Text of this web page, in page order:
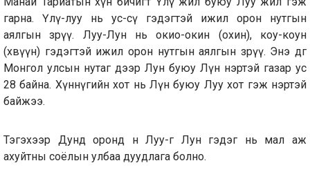
гарна. Үлү-луу нь ус-сү гэдэгтэй ижил орон нутгын
аялгын зөрүү. Луу-Лун нь окио-окин (охин), коу-коун
(хөвүүн) гэдэгтэй ижил орон нутгын аялгын зөрүү. Энэ өдгөө
Монгол улсын нутаг дээр Лун буюу Лүн нэртэй газар ус
28 байна. Хүннүгийн хот нь Лүн буюу Луу хот гэж нэртэй
байжээ.
Тэгэхээр Дунд оронд өнөө Луу-г Лун гэдэг нь мал аж
ахуйтны соёлын улбаа дуудлага болно.